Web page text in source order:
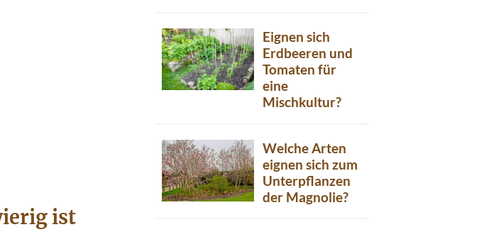
ist
Eignen sich
Erdbeeren und
Tomaten für
eine
Mischkultur?
Welche Arten
eignen sich zum
Unterpflanzen
der Magnolie?